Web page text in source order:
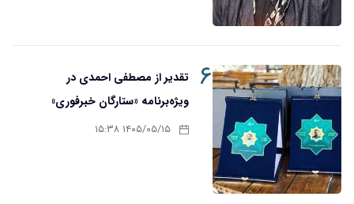
۶
تقدیر از مصطفی احمدی در
ویژه‌برنامه «ستارگان خبرفوری»
۱۴۰۵/۰۵/۱۵ ۱۵:۳۸